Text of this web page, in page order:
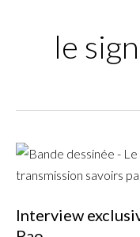
le
Interview
Interview
exclusive
auteurs